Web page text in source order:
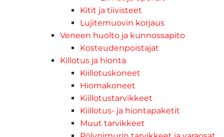
Kitit ja tiivisteet
Lujitemuovin korjaus
Veneen huolto ja kunnossapito
Kosteudenpoistajat
Killotus ja hionta
Kiillotuskoneet
Hiomakoneet
Kiillotustarvikkeet
Kiillotus- ja hiontapaketit
Muut tarvikkeet